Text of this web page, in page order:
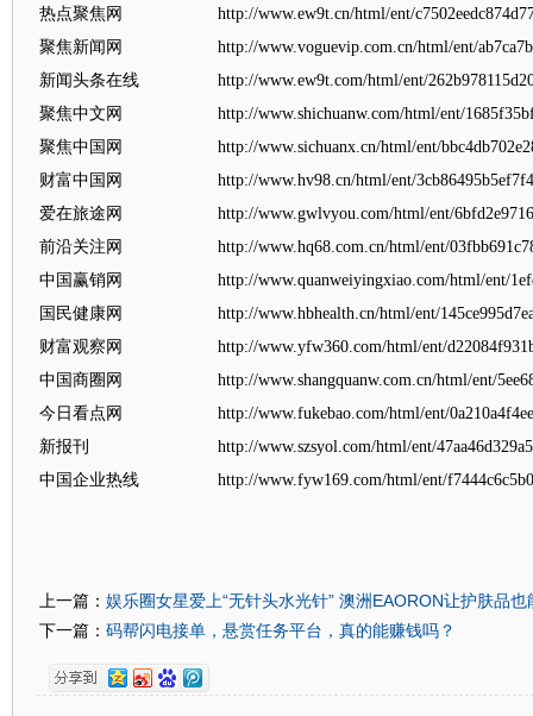
热点聚焦网
http://www.ew9t.cn/html/ent/
聚焦新闻网
http://www.voguevip.com.cn/html/ent/
新闻头条在线
http://www.ew9t.com/html/ent/
聚焦中文网
http://www.shichuanw.com/html/ent/
聚焦中国网
http://www.sichuanx.cn/html/ent/
财富中国网
http://www.hv98.cn/html/ent/
爱在旅途网
http://www.gwlvyou.com/html/ent/
前沿关注网
http://www.hq68.com.cn/html/ent/
中国赢销网
http://www.quanweiyingxiao.com/html/ent/
国民健康网
http://www.hbhealth.cn/html/ent/
财富观察网
http://www.yfw360.com/html/ent/
中国商圈网
http://www.shangquanw.com.cn/html/ent/
今日看点网
http://www.fukebao.com/html/ent/
新报刊
http://www.szsyol.com/html/ent/
中国企业热线
http://www.fyw169.com/html/ent/
上一篇： 娱乐圈女星爱上“无针头水光针” 澳洲EAORON让护肤品也
下一篇： 码帮闪电接单，悬赏任务平台，真的能赚钱吗？